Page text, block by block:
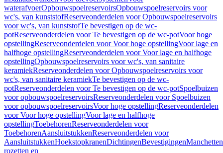
waterafvoerOpbouwspoelreservoirsOpbouwspoelreservoirs voor
wc's, van kunststofReserveonderdelen voor Opbouwspoelreservoirs
voor wc's, van kunststofTe bevestigen op de wc-
potReserveonderdelen voor Te bevestigen op de wc-potVoor hoge
opstellingReserveonderdelen voor Voor hoge opstellingVoor lage en
halfhoge opstellingReserveonderdelen voor Voor lage en halfhoge
opstellingOpbouwspoelreservoirs voor wc's, van sanitaire
keramiekReserveonderdelen voor Opbouwspoelreservoirs voor
wc's, van sanitaire keramiekTe bevestigen op de wc-
potReserveonderdelen voor Te bevestigen op de wc-potSpoelbuizen
voor opbouwspoelreservoirsReserveonderdelen voor Spoelbuizen
voor opbouwspoelreservoirsVoor hoge opstellingReserveonderdelen
voor Voor hoge opstellingVoor lage en halfhoge
opstellingToebehorenReserveonderdelen voor
ToebehorenAansluitstukkenReserveonderdelen voor
AansluitstukkenHoekstopkranenDichtingenBevestigingenManchetten
rozetten en